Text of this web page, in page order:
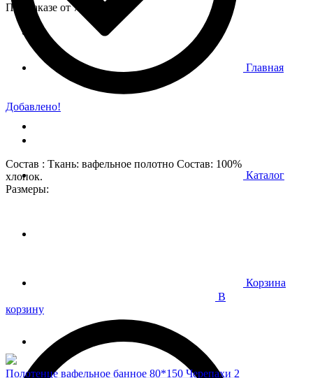
Добавлено!
Состав : Ткань: вафельное полотно Состав: 100%
хлопок.
Размеры:
В
корзину
При заказе от 7 000 р.
Полотенце вафельное банное 80*150 Черепахи 2
Главная
Каталог
Корзина